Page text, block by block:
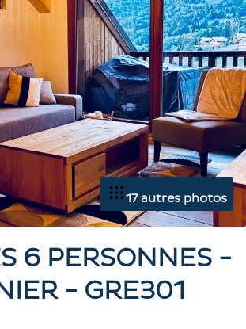
17 autres photos
6 PERSONNES -
- GRE301